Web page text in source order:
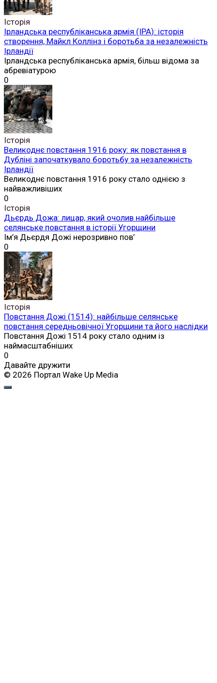
Історія
Ірландська республіканська армія (ІРА): історія
створення, Майкл Коллінз і боротьба за незалежність
Ірландії
Ірландська республіканська армія, більш відома за
абревіатурою
0
Історія
Великоднє повстання 1916 року: як повстання в
Дубліні започаткувало боротьбу за незалежність
Ірландії
Великоднє повстання 1916 року стало однією з
найважливіших
0
Історія
Дьєрдь Дожа: лицар, який очолив найбільше
селянське повстання в історії Угорщини
Ім’я Дьєрдя Дожі нерозривно пов’
0
Історія
Повстання Дожі (1514): найбільше селянське
повстання середньовічної Угорщини та його наслідки
Повстання Дожі 1514 року стало одним із
наймасштабніших
0
Давайте дружити
© 2026 Портал Wake Up Media